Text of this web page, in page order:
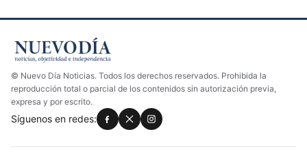
© Nuevo Día Noticias. Todos los derechos reservados. Prohibida la
reproducción total o parcial de los contenidos sin autorización previa,
expresa y por escrito.
Síguenos en redes: